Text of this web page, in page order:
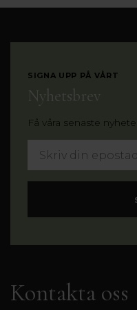
Kontakta oss
SIGNA UPP PÅ VÅRT
Nyhetsbrev
Få våra senaste